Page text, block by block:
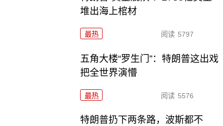
堆出海上棺材
最热 阅读 5797
五角大楼“罗生门”：特朗普这出戏
把全世界演懵
最热 阅读 5576
特朗普扔下两条路，波斯都不